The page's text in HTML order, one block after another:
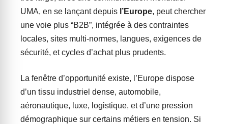
UMA, en se lançant depuis l’Europe, peut chercher
une voie plus “B2B”, intégrée à des contraintes
locales, sites multi-normes, langues, exigences de
sécurité, et cycles d’achat plus prudents.
La fenêtre d’opportunité existe, l’Europe dispose
d’un tissu industriel dense, automobile,
aéronautique, luxe, logistique, et d’une pression
démographique sur certains métiers en tension. Si